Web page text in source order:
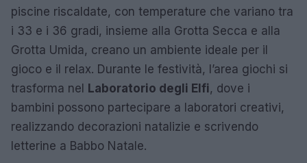
piscine riscaldate, con temperature che variano tra
i 33 e i 36 gradi, insieme alla Grotta Secca e alla
Grotta Umida, creano un ambiente ideale per il
gioco e il relax. Durante le festività, l’area giochi si
trasforma nel
Laboratorio degli Elfi, dove i
bambini possono partecipare a laboratori creativi,
realizzando decorazioni natalizie e scrivendo
letterine a Babbo Natale.